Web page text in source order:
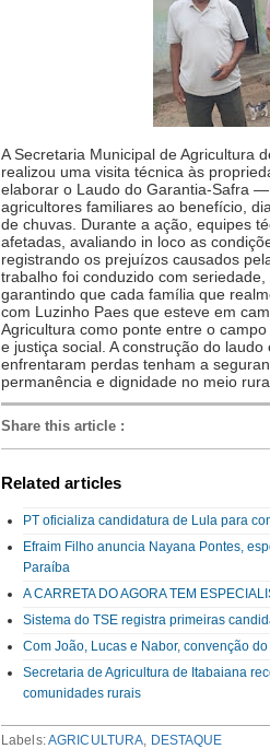
A Secretaria Municipal de Agricultura
realizou uma visita técnica às
elaborar o Laudo do Garantia-Safra
agricultores familiares ao benefício,
de chuvas. Durante a ação, equipes
afetadas, avaliando in loco as
registrando os prejuízos causados
trabalho foi conduzido com
garantindo que cada família que
com Luzinho Paes que esteve em
Agricultura como ponte entre o
e justiça social. A construção do
enfrentaram perdas tenham a
permanência e dignidade no meio
Share this article :
Related articles
PT oficializa candidatura de Lula para
Efraim Filho anuncia Nayana Pontes,
Paraíba
A CARRETA DO AGORA TEM
Sistema do TSE registra primeiras
Com João, Lucas e Nabor, convenção
Secretaria de Agricultura de Itabaiana
comunidades rurais
Labels:AGRICULTURA DESTAQUE